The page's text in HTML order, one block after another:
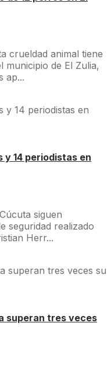
crueldad animal tiene
municipio de El Zulia,
ap...
y 14 periodistas en
siguen
seguridad realizado
Herr...
superan tres veces